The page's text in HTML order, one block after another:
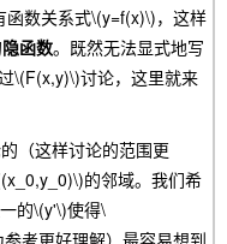
数关系式\(y=f(x)\)，这样
隐函数。既然无法显式地写
\(F(x,y)\)讨论，这里就来
（这样讨论的范围更
的邻域。我们希
的\(y'\)使得\
考更好理解）最容易想到